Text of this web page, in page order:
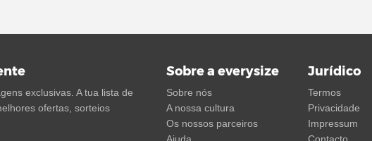
exclusivas. A tua lista de
ofertas, sorteios
Sobre a everysize
Sobre nós
A nossa cultura
Os nossos parceiros
Jurídico
Termos
Privacidade
Impressum